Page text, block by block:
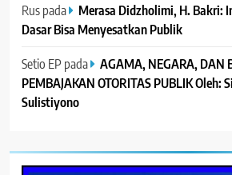
Ruspada
Merasa Didzholimi, H. Bakri:
Dasar Bisa Menyesatkan Publik
Setio EP pada
AGAMA, NEGARA, DAN
PEMBAJAKAN OTORITAS PUBLIK Oleh:
Sulistiyono